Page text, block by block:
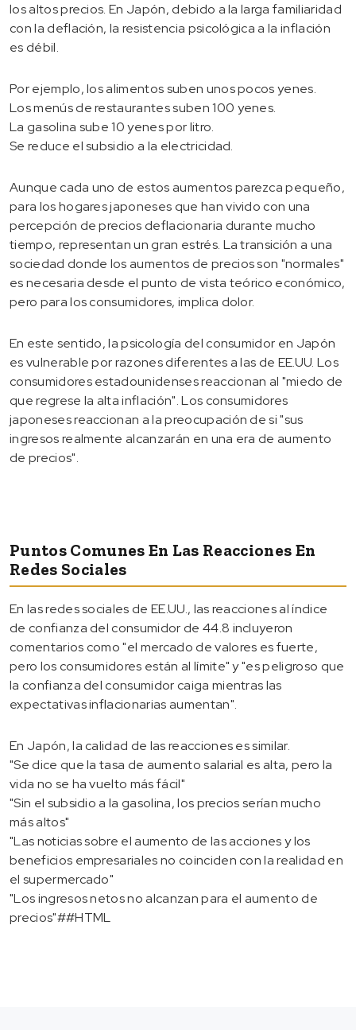
los altos precios. En Japón, debido a la larga familiaridad
con la deflación, la resistencia psicológica a la inflación
es débil.
Por ejemplo, los alimentos suben unos pocos yenes.
Los menús de restaurantes suben 100 yenes.
La gasolina sube 10 yenes por litro.
Se reduce el subsidio a la electricidad.
Aunque cada uno de estos aumentos parezca pequeño,
para los hogares japoneses que han vivido con una
percepción de precios deflacionaria durante mucho
tiempo, representan un gran estrés. La transición a una
sociedad donde los aumentos de precios son "normales"
es necesaria desde el punto de vista teórico económico,
pero para los consumidores, implica dolor.
En este sentido, la psicología del consumidor en Japón
es vulnerable por razones diferentes a las de EE.UU. Los
consumidores estadounidenses reaccionan al "miedo de
que regrese la alta inflación". Los consumidores
japoneses reaccionan a la preocupación de si "sus
ingresos realmente alcanzarán en una era de aumento
de precios".
Puntos Comunes En Las Reacciones En
Redes Sociales
En las redes sociales de EE.UU., las reacciones al índice
de confianza del consumidor de 44.8 incluyeron
comentarios como "el mercado de valores es fuerte,
pero los consumidores están al límite" y "es peligroso que
la confianza del consumidor caiga mientras las
expectativas inflacionarias aumentan".
En Japón, la calidad de las reacciones es similar.
"Se dice que la tasa de aumento salarial es alta, pero la
vida no se ha vuelto más fácil"
"Sin el subsidio a la gasolina, los precios serían mucho
más altos"
"Las noticias sobre el aumento de las acciones y los
beneficios empresariales no coinciden con la realidad en
el supermercado"
"Los ingresos netos no alcanzan para el aumento de
precios"##HTML